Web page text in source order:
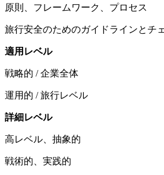
原則、フレームワーク、プロセス
旅行安全のためのガイドラインとチ
適用レベル
戦略的 / 企業全体
運用的 / 旅行レベル
詳細レベル
高レベル、抽象的
戦術的、実践的